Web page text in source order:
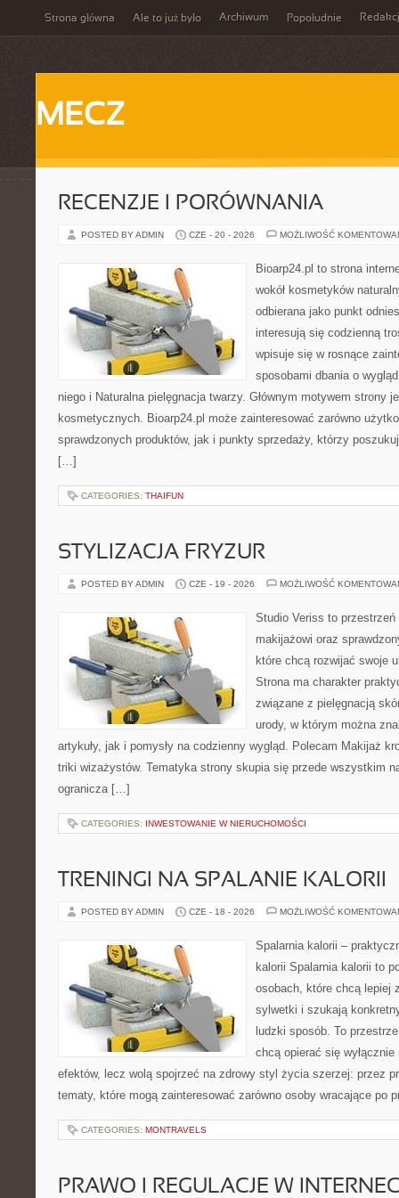
Strona główna Ale to już było Archiwum Popołudnie
MECZ
RECENZJE I PORÓWNANIA
POSTED BY ADMIN CZE - 20 - 2026 MOŻLIWOŚĆ
Bioarp24.pl to strona
wokół kosmetyków
odbierana jako punkt
interesują się codzienną
wpisuje się w rosnące
sposobami dbania o
niego i Naturalna pielęgnacja twarzy. Głównym motywem strony
kosmetycznych. Bioarp24.pl może zainteresować zarówno
sprawdzonych produktów, jak i punkty sprzedaży, którzy
[…]
CATEGORIES: THAIFUN
STYLIZACJA FRYZUR
POSTED BY ADMIN CZE - 19 - 2026 MOŻLIWOŚĆ
Studio Veriss to
makijażowi oraz
które chcą rozwijać swoje
Strona ma charakter
związane z pielęgnacją
urody, w którym można
artykuły, jak i pomysły na codzienny wygląd. Polecam Makijaż
triki wizażystów. Tematyka strony skupia się przede wszystkim
ogranicza […]
CATEGORIES: INWESTOWANIE W NIERUCHOMOŚCI
TRENINGI NA SPALANIE KALORII
POSTED BY ADMIN CZE - 18 - 2026 MOŻLIWOŚĆ
Spalarnia kalorii –
kalorii Spalarnia kalorii to
osobach, które chcą lepiej
sylwetki i szukają
ludzki sposób. To
chcą opierać się
efektów, lecz wolą spojrzeć na zdrowy styl życia szerzej: przez
tematy, które mogą zainteresować zarówno osoby wracające po
CATEGORIES: MONTRAVELS
PRAWO I REGULACJE W